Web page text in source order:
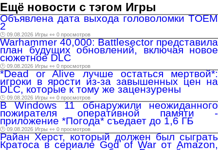
Ещё новости с тэгом Игры
Объявлена дата выхода головоломки TOEM
2
🕑 09.08.2026 Игры 👀 0 просмотров
Warhammer 40,000: Battlesector представила
план будущих обновлений, включая новое
сюжетное DLC
🕑 09.08.2026 Игры 👀 0 просмотров
*Dead or Alive лучше остаться мертвой*:
игроки в ярости из-за завышенных цен на
DLC, которые к тому же зацензурены
🕑 09.08.2026 Игры 👀 0 просмотров
В Windows 11 обнаружили неожиданного
пожирателя оперативной памяти -
приложение *Погода* съедает до 1,6 ГБ
🕑 09.08.2026 Игры 👀 0 просмотров
Райан Херст, который должен был сыграть
Кратоса в сериале God of War от Amazon,